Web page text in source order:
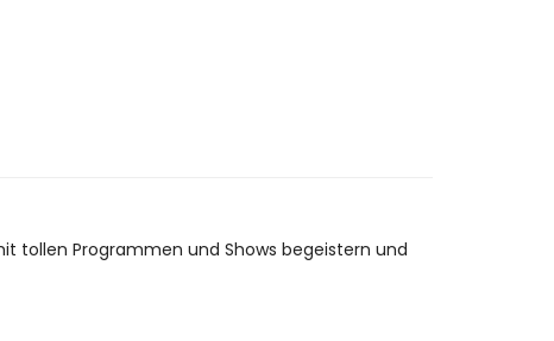
tollen Programmen und Shows begeistern und